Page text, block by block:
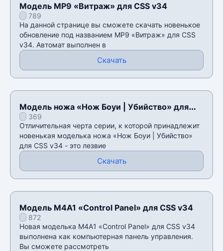
Модель MP9 «Витраж» для CSS v34
789
На данной странице вы сможете скачать новенькое
обновление под названием MP9 «Витраж» для CSS
v34. Автомат выполнен в
Скачать
Модель ножа «Нож Боуи | Убийство» для
CSS v34
369
Отличительная черта серии, к которой принадлежит
новенькая моделька ножа «Нож Боуи | Убийство»
для CSS v34 - это лезвие
Скачать
Модель M4A1 «Control Panel» для CSS v34
872
Новая моделька M4A1 «Control Panel» для CSS v34
выполнена как компьютерная панель управления.
Вы сможете рассмотреть